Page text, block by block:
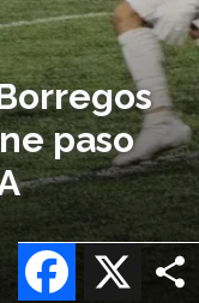
paso
X
Facebook